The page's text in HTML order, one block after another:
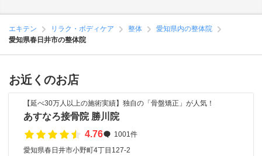
エキテン リラク・ボディケア 整体
愛知県内の整体院
愛知県春日井市の整体院
お近くのお店
【延べ30万人以上の施術実績】独自の「骨盤矯正」が人気！
あすなろ接骨院 勝川院
4.76
1001件
愛知県春日井市小野町4丁目127-2